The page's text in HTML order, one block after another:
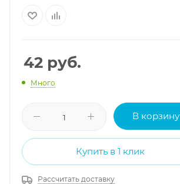
42 руб.
Много
В корзину
Купить в 1 клик
Рассчитать доставку